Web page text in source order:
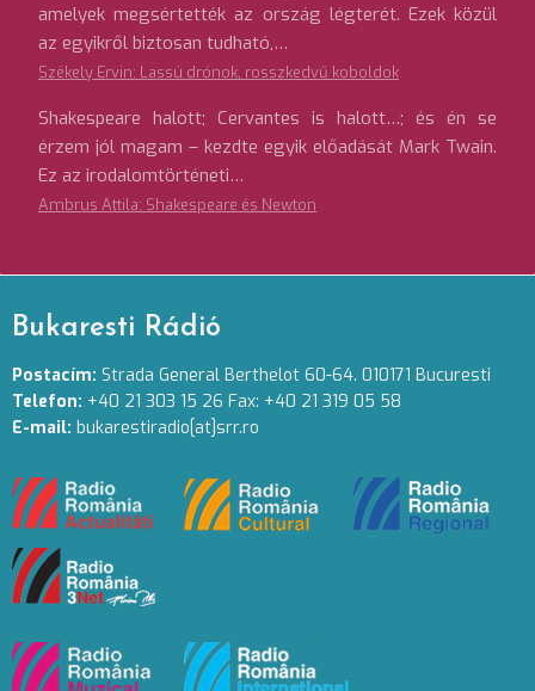
amelyek megsértették az ország légterét. Ezek közül
az egyikről biztosan tudható,…
Székely Ervin: Lassú drónok, rosszkedvű koboldok
Shakespeare halott; Cervantes is halott…; és én se
érzem jól magam – kezdte egyik előadását Mark Twain.
Ez az irodalomtörténeti…
Ambrus Attila: Shakespeare és Newton
Bukaresti Rádió
Postacím: Strada General Berthelot 60-64. 010171 Bucuresti
Telefon: +40 21 303 15 26 Fax: +40 21 319 05 58
E-mail: bukarestiradio[at]srr.ro